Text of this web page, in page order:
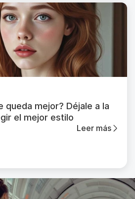
queda mejor? Déjale a la
el mejor estilo
Leer más